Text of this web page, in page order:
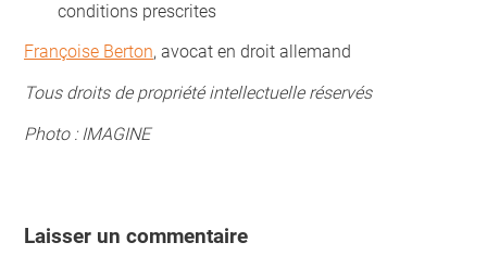
conditions prescrites
Françoise Berton, avocat en droit allemand
Tous droits de propriété intellectuelle réservés
Photo : IMAGINE
Laisser un commentaire